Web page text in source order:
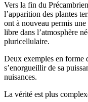
Vers la fin du
l’apparition des plantes
ont à nouveau permis
libre dans l’atmosphère
pluricellulaire.
Deux exemples en forme
s’enorgueillir de sa
nuisances.
La vérité est plus